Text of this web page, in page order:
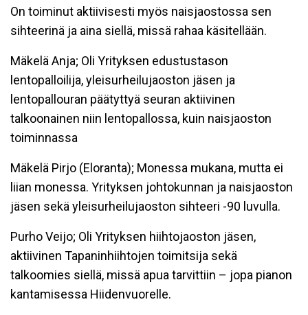
On toiminut aktiivisesti myös naisjaostossa sen
sihteerinä ja aina siellä, missä rahaa käsitellään.
Mäkelä Anja; Oli Yrityksen edustustason
lentopalloilija, yleisurheilujaoston jäsen ja
lentopallouran päätyttyä seuran aktiivinen
talkoonainen niin lentopallossa, kuin naisjaoston
toiminnassa
Mäkelä Pirjo (Eloranta); Monessa mukana, mutta ei
liian monessa. Yrityksen johtokunnan ja naisjaoston
jäsen sekä yleisurheilujaoston sihteeri -90 luvulla.
Purho Veijo; Oli Yrityksen hiihtojaoston jäsen,
aktiivinen Tapaninhiihtojen toimitsija sekä
talkoomies siellä, missä apua tarvittiin – jopa pianon
kantamisessa Hiidenvuorelle.